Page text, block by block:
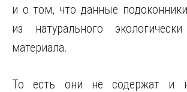
и о том, что данные
из натурального
материала.
То есть они не содержат и